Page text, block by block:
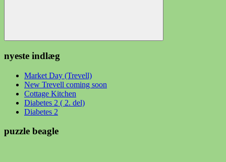
Søg
nyeste indlæg
Market Day (Trevell)
New Trevell coming soon
Cottage Kitchen
Diabetes 2 ( 2. del)
Diabetes 2
puzzle beagle